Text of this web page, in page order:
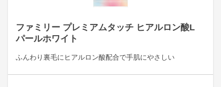
ファミリー プレミアムタッチ ヒアルロン酸L
パールホワイト
ふんわり裏毛にヒアルロン酸配合で手肌にやさしい